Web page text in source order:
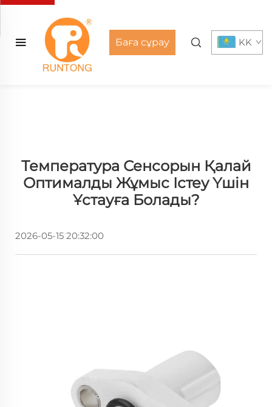
Баға сұрау KK
Температура Сенсорын Қалай
Оптималды Жұмыс Істеу Үшін
Ұстауға Болады?
2026-05-15 20:32:00